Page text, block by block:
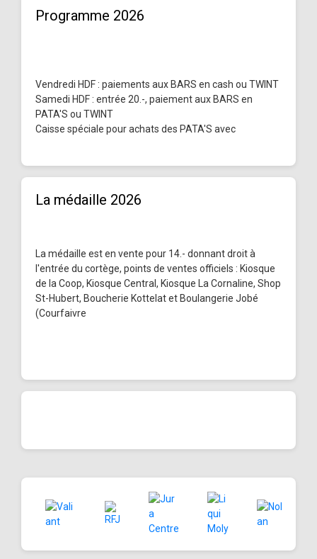
Programme 2026
Vendredi HDF : paiements aux BARS en cash ou TWINT
Samedi HDF : entrée 20.-, paiement aux BARS en
PATA'S ou TWINT
Caisse spéciale pour achats des PATA'S avec
La médaille 2026
La médaille est en vente pour 14.- donnant droit à
l'entrée du cortège, points de ventes officiels : Kiosque
de la Coop, Kiosque Central, Kiosque La Cornaline, Shop
St-Hubert, Boucherie Kottelat et Boulangerie Jobé
(Courfaivre